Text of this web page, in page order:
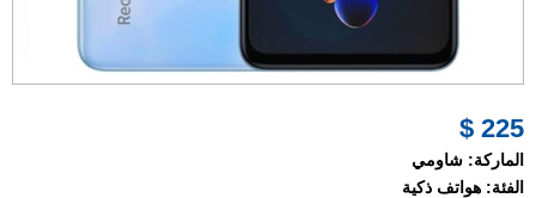
225 $
الماركة: شاومي
الفئة: هواتف ذكية